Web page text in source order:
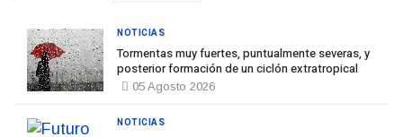
Tormentas muy fuertes, puntualmente severas, y
posterior formación de un ciclón extratropical
05 Agosto 2026
NOTICIAS
NOTICIAS